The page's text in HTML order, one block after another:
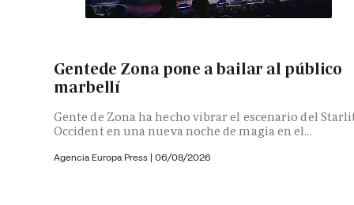
Gentede Zona pone a bailar al público
marbellí
Gente de Zona ha hecho vibrar el escenario del
Occident en una nueva noche de magia en el...
Agencia Europa Press | 06/08/2026